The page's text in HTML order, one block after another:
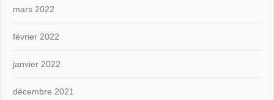
mars 2022
février 2022
janvier 2022
décembre 2021